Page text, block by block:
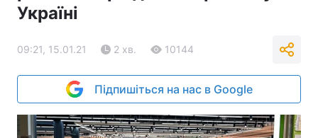
Україні
09:21, 15.01.21 2 хв. 10144
Підпишіться на нас в Google